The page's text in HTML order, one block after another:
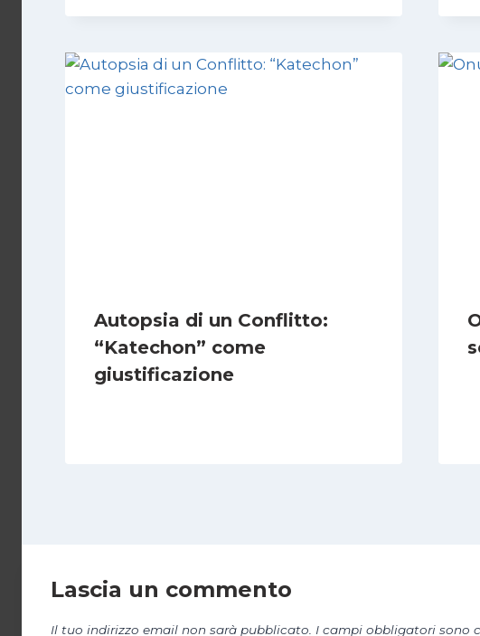
Autopsia di un Conflitto:
“Katechon” come
giustificazione
Lascia un commento
Il tuo indirizzo email non sarà pubblicato. I campi obbligatori sono